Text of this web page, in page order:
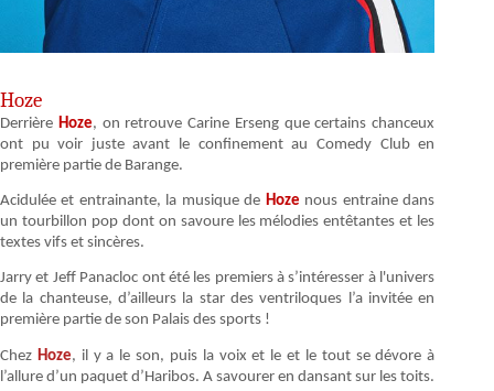
Hoze
Derrière Hoze, on retrouve Carine Erseng que certains chanceux
ont pu voir juste avant le confinement au Comedy Club en
première partie de Barange.
Acidulée et entrainante, la musique de Hoze nous entraine dans
un tourbillon pop dont on savoure les mélodies entêtantes et les
textes vifs et sincères.
Jarry et Jeff Panacloc ont été les premiers à s’intéresser à l'univers
de la chanteuse, d’ailleurs la star des ventriloques l’a invitée en
première partie de son Palais des sports !
Chez Hoze, il y a le son, puis la voix et leet le tout se dévore à
l’allure d’un paquet d’Haribos. A savourer en dansant sur les toits.